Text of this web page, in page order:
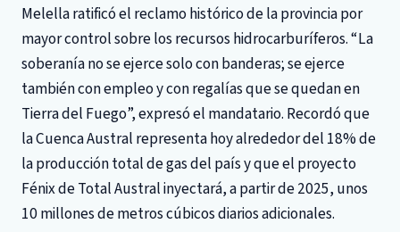
Melella ratificó el reclamo histórico de la provincia por
mayor control sobre los recursos hidrocarburíferos. “La
soberanía no se ejerce solo con banderas; se ejerce
también con empleo y con regalías que se quedan en
Tierra del Fuego”, expresó el mandatario. Recordó que
la Cuenca Austral representa hoy alrededor del 18% de
la producción total de gas del país y que el proyecto
Fénix de Total Austral inyectará, a partir de 2025, unos
10 millones de metros cúbicos diarios adicionales.